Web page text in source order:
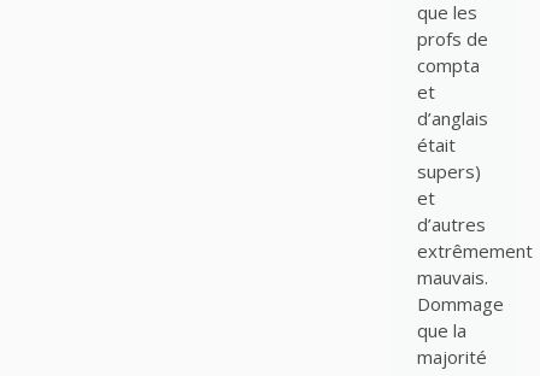
que les
profs de
compta
et
d’anglais
était
supers)
et
d’autres
extrêmement
mauvais.
Dommage
que la
majorité